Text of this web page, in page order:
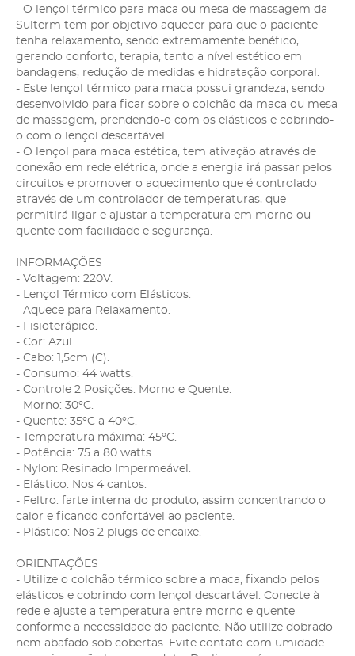
- O lençol térmico para maca ou mesa de massagem da
Sulterm tem por objetivo aquecer para que o paciente
tenha relaxamento, sendo extremamente benéfico,
gerando conforto, terapia, tanto a nível estético em
bandagens, redução de medidas e hidratação corporal.
- Este lençol térmico para maca possui grandeza, sendo
desenvolvido para ficar sobre o colchão da maca ou mesa
de massagem, prendendo-o com os elásticos e cobrindo-
o com o lençol descartável.
- O lençol para maca estética, tem ativação através de
conexão em rede elétrica, onde a energia irá passar pelos
circuitos e promover o aquecimento que é controlado
através de um controlador de temperaturas, que
permitirá ligar e ajustar a temperatura em morno ou
quente com facilidade e segurança.
INFORMAÇÕES
- Voltagem: 220V.
- Lençol Térmico com Elásticos.
- Aquece para Relaxamento.
- Fisioterápico.
- Cor: Azul.
- Cabo: 1,5cm (C).
- Consumo: 44 watts.
- Controle 2 Posições: Morno e Quente.
- Morno: 30°C.
- Quente: 35°C a 40°C.
- Temperatura máxima: 45°C.
- Potência: 75 a 80 watts.
- Nylon: Resinado Impermeável.
- Elástico: Nos 4 cantos.
- Feltro: farte interna do produto, assim concentrando o
calor e ficando confortável ao paciente.
- Plástico: Nos 2 plugs de encaixe.
ORIENTAÇÕES
- Utilize o colchão térmico sobre a maca, fixando pelos
elásticos e cobrindo com lençol descartável. Conecte à
rede e ajuste a temperatura entre morno e quente
conforme a necessidade do paciente. Não utilize dobrado
nem abafado sob cobertas. Evite contato com umidade